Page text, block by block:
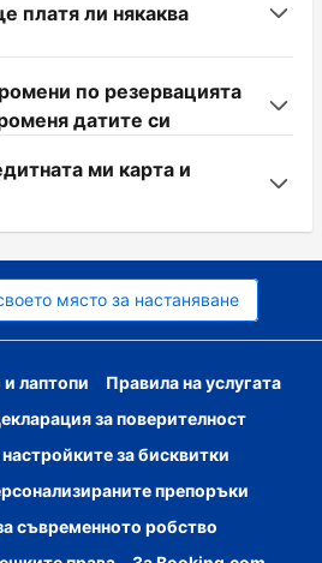
платя ли някаква
по резервацията
датите си
ми карта и
място за настаняване
лаптопи
Правила на услугата
за поверителност
за бисквитки
препоръки
съвременното робство